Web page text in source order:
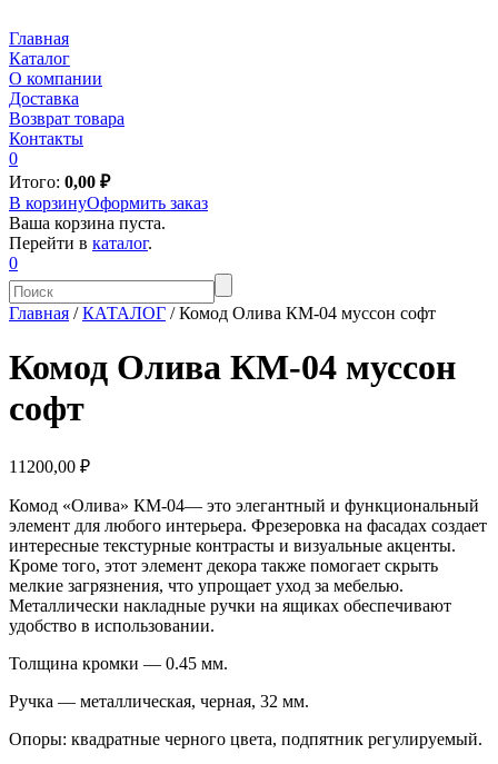
Главная
Каталог
О компании
Доставка
Возврат товара
Контакты
0
Итого: 0,00 ₽
В корзинуОформить заказ
Ваша корзина пуста.
Перейти в каталог.
0
Главная / КАТАЛОГ / Комод Олива КМ-04 муссон софт
Комод Олива КМ-04 муссон
софт
11200,00 ₽
Комод «Олива» КМ-04— это элегантный и функциональный
элемент для любого интерьера. Фрезеровка на фасадах создает
интересные текстурные контрасты и визуальные акценты.
Кроме того, этот элемент декора также помогает скрыть
мелкие загрязнения, что упрощает уход за мебелью.
Металлически накладные ручки на ящиках обеспечивают
удобство в использовании.
Толщина кромки — 0.45 мм.
Ручка — металлическая, черная, 32 мм.
Опоры: квадратные черного цвета, подпятник регулируемый.